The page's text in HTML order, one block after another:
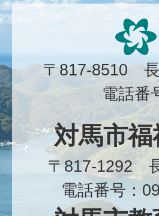
〒817-8510
電話番
対馬市
〒817-1292
電話番号：